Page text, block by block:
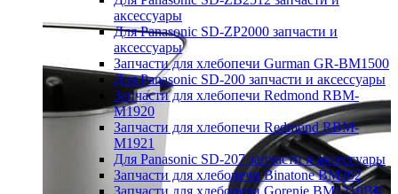
аксессуары
Для Panasonic SD-ZP2000 запчасти и
аксессуары
Запчасти для хлебопечи Gurman GR-BM1500
Для Panasonic SD-200 запчасти и аксессуары
Запчасти для хлебопечи Redmond RBM-
M1920
Запчасти для хлебопечи Redmond RBM-
M1921
Для Panasonic SD-207 запчасти и аксессуары
Запчасти для хлебопечи Binatone BM202
Запчасти для хлебопечи Gorenje BM1210BK